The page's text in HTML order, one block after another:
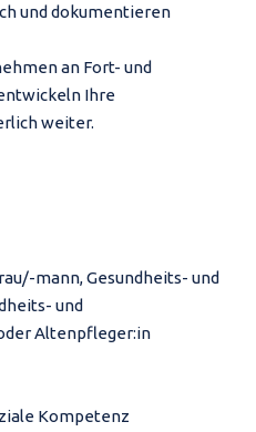
und dokumentieren
an Fort- und
Ihre
weiter.
mann, Gesundheits- und
und
Altenpfleger:in
Kompetenz